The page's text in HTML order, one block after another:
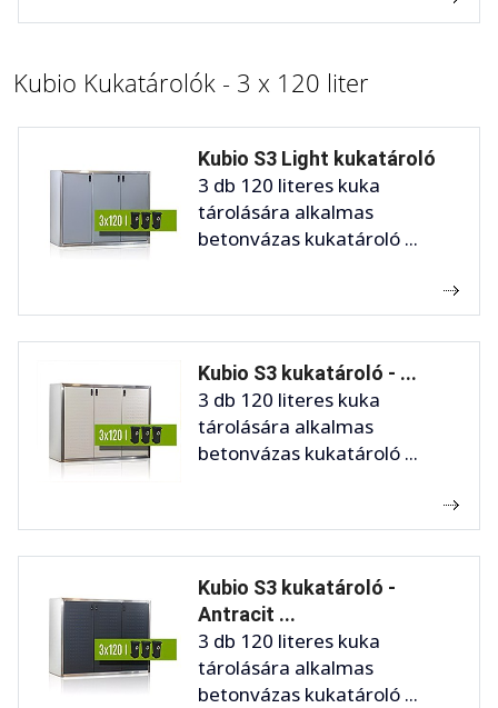
Kubio Kukatárolók - 3 x 120 liter
Kubio S3 Light kukatároló
3 db 120 literes kuka
tárolására alkalmas
betonvázas kukatároló ...
Kubio S3 kukatároló - ...
3 db 120 literes kuka
tárolására alkalmas
betonvázas kukatároló ...
Kubio S3 kukatároló -
Antracit ...
3 db 120 literes kuka
tárolására alkalmas
betonvázas kukatároló ...